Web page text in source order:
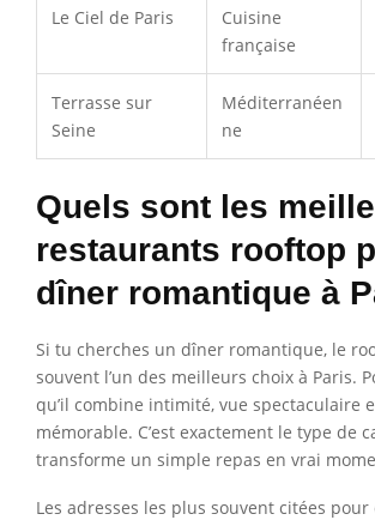
Le Ciel de Paris
Cuisine
française
Terrasse sur
Seine
Méditerranéen
ne
Quels sont les
restaurants rooftop
dîner romantique à
Si tu cherches un dîner romantique, le
souvent l’un des meilleurs choix à Paris.
qu’il combine intimité, vue spectaculaire
mémorable. C’est exactement le type de
transforme un simple repas en vrai
Les adresses les plus souvent citées pour